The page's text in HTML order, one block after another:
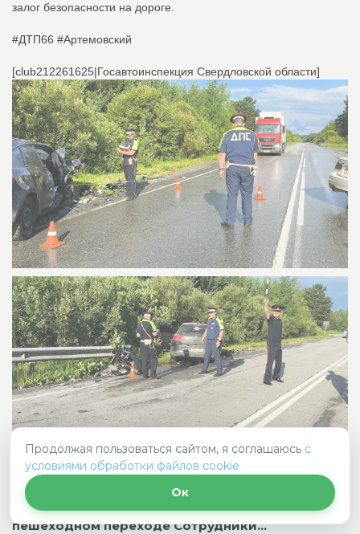
залог безопасности на дороге.
#ДТП66 #Артемовский
[club212261625|Госавтоинспекция Свердловской области]
🚔👮🚌 71-летняя пешеход пострадала из-за
невнимательности водителя междугороднего
автобуса, который не уступил ей дорогу на
пешеходном переходе Сотрудники...
Продолжая пользоваться сайтом, я соглашаюсь с
условиями обработки файлов cookie
Ок